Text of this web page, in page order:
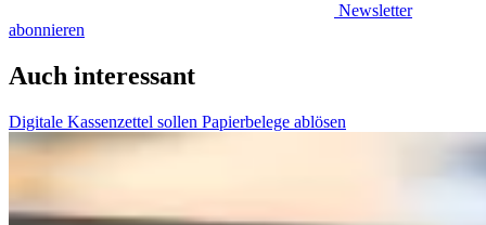
Newsletter
abonnieren
Auch interessant
Digitale Kassenzettel sollen Papierbelege ablösen